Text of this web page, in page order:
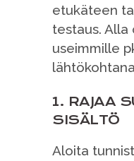
etukäteen
testaus. Alla
useimmille
1. RAJAA
SISÄLTÖ
Aloita